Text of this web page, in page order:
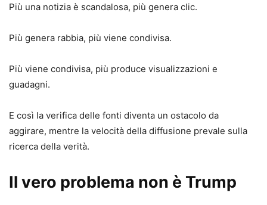
Più una notizia è scandalosa, più genera clic.
Più genera rabbia, più viene condivisa.
Più viene condivisa, più produce visualizzazioni e
guadagni.
E così la verifica delle fonti diventa un ostacolo da
aggirare, mentre la velocità della diffusione prevale sulla
ricerca della verità.
Il vero problema non è Trump